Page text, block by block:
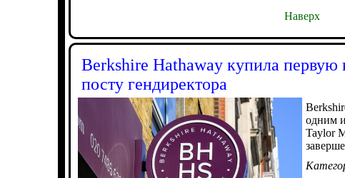
Наверх
Berkshire Hathaway купила
посту гендиректора
одним
Taylor